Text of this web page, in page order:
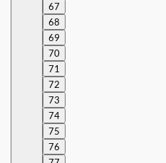
67
68
69
70
71
72
73
74
75
76